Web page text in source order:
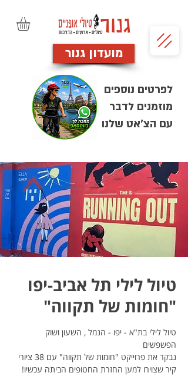
מועדון גנור
לפרטים נוספים
מוזמנים לדבר
עם הצ'אט שלנו
טיול לילי תל אביב-יפו
"חומות של תקווה"
טיול לילי בת"א - יפו - הנמל , השעון ושוק
נבקר את פרוייקט "חומות של תקווה" עם 38 ציורי
קיר שצוירו למען החזרת החטופים הביתה עכשיו!